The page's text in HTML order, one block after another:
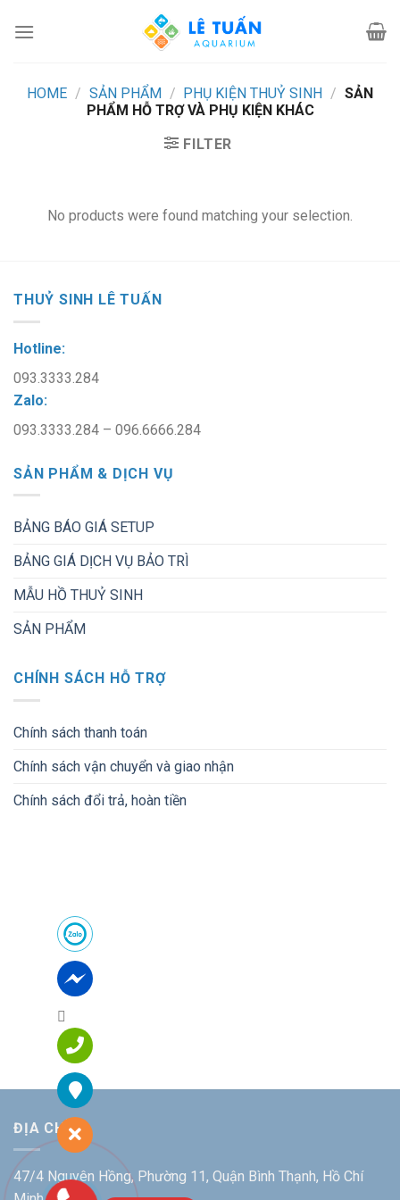
HOME / SẢN PHẨM / PHỤ KIỆN THUỶ SINH / SẢN
PHẨM HỖ TRỢ VÀ PHỤ KIỆN KHÁC
FILTER
No products were found matching your selection.
THUỶ SINH LÊ TUẤN
Hotline:
093.3333.284
Zalo:
093.3333.284 – 096.6666.284
SẢN PHẨM & DỊCH VỤ
BẢNG BÁO GIÁ SETUP
BẢNG GIÁ DỊCH VỤ BẢO TRÌ
MẪU HỒ THUỶ SINH
SẢN PHẨM
CHÍNH SÁCH HỖ TRỢ
Chính sách thanh toán
Chính sách vận chuyển và giao nhận
Chính sách đổi trả, hoàn tiền
ĐỊA CHỈ:
47/4 Nguyên Hồng, Phường 11, Quận Bình Thạnh, Hồ Chí